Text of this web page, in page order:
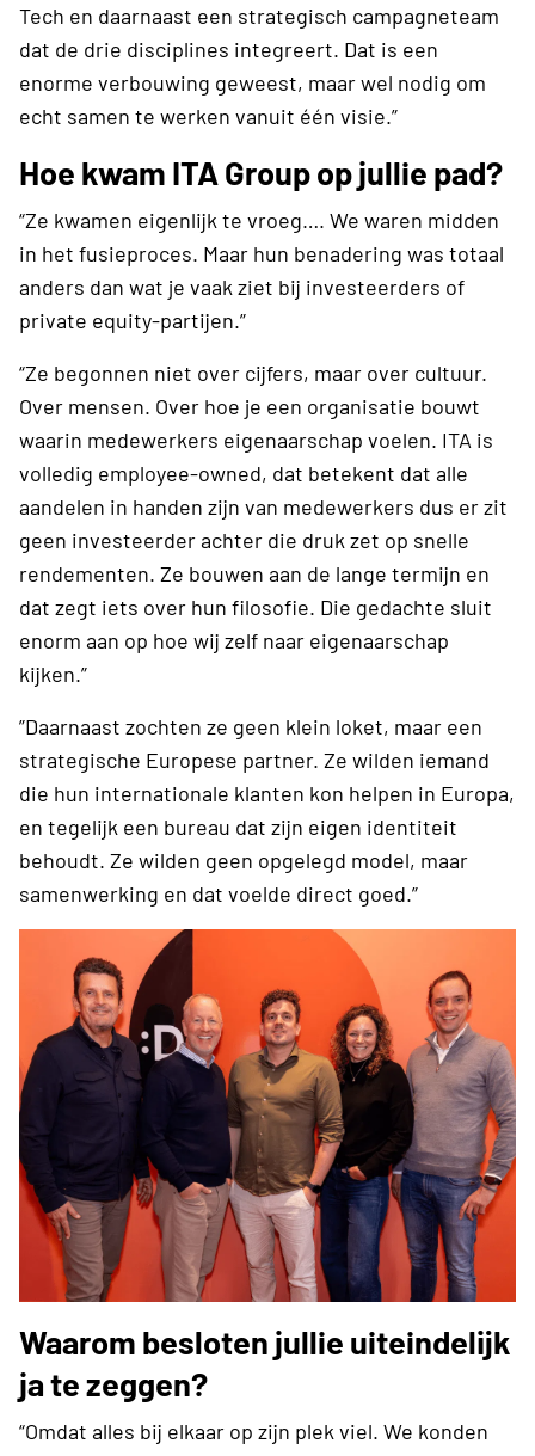
Tech en daarnaast een strategisch campagneteam
dat de drie disciplines integreert. Dat is een
enorme verbouwing geweest, maar wel nodig om
echt samen te werken vanuit één visie.”
Hoe kwam ITA Group op jullie pad?
“Ze kwamen eigenlijk te vroeg…. We waren midden
in het fusieproces. Maar hun benadering was totaal
anders dan wat je vaak ziet bij investeerders of
private equity-partijen.”
“Ze begonnen niet over cijfers, maar over cultuur.
Over mensen. Over hoe je een organisatie bouwt
waarin medewerkers eigenaarschap voelen. ITA is
volledig employee-owned, dat betekent dat alle
aandelen in handen zijn van medewerkers dus er zit
geen investeerder achter die druk zet op snelle
rendementen. Ze bouwen aan de lange termijn en
dat zegt iets over hun filosofie. Die gedachte sluit
enorm aan op hoe wij zelf naar eigenaarschap
kijken.”
”Daarnaast zochten ze geen klein loket, maar een
strategische Europese partner. Ze wilden iemand
die hun internationale klanten kon helpen in Europa,
en tegelijk een bureau dat zijn eigen identiteit
behoudt. Ze wilden geen opgelegd model, maar
samenwerking en dat voelde direct goed.”
Waarom besloten jullie uiteindelijk
ja te zeggen?
“Omdat alles bij elkaar op zijn plek viel. We konden